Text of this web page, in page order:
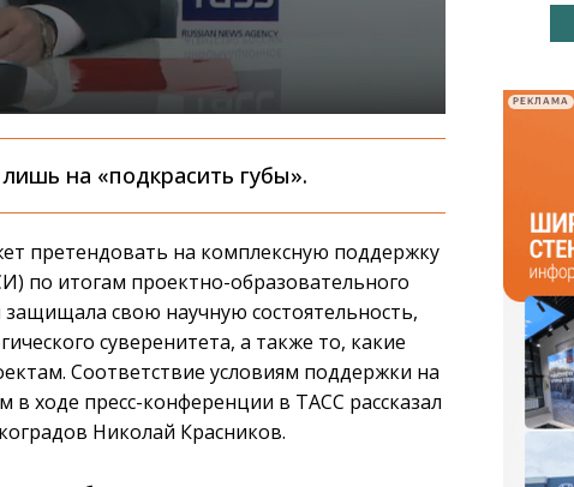
на «подкрасить губы».
претендовать на комплексную поддержку
по итогам проектно-образовательного
защищала свою научную состоятельность,
суверенитета, а также то, какие
Соответствие условиям поддержки на
ходе пресс-конференции в ТАСС рассказал
Николай Красников.
РЕКЛАМА